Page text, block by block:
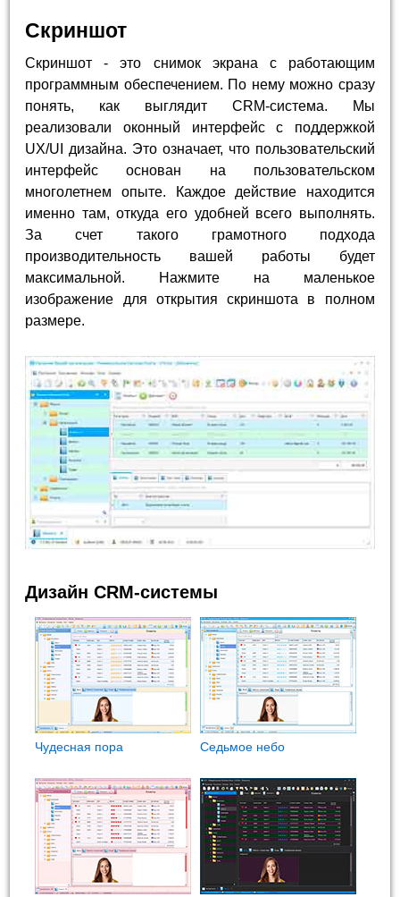
Скриншот
Скриншот - это снимок экрана с работающим
программным обеспечением. По нему можно сразу
понять, как выглядит CRM-система. Мы
реализовали оконный интерфейс с поддержкой
UX/UI дизайна. Это означает, что пользовательский
интерфейс основан на пользовательском
многолетнем опыте. Каждое действие находится
именно там, откуда его удобней всего выполнять.
За счет такого грамотного подхода
производительность вашей работы будет
максимальной. Нажмите на маленькое
изображение для открытия скриншота в полном
размере.
Дизайн CRM-системы
Чудесная пора Седьмое небо